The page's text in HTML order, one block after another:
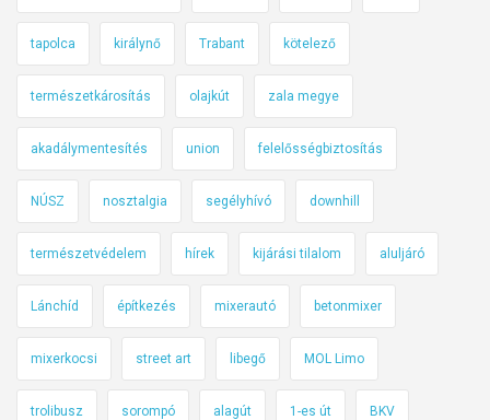
tapolca királynő Trabant kötelező
természetkárosítás olajkút zala megye
akadálymentesítés union felelősségbiztosítás
NÚSZ nosztalgia segélyhívó downhill
természetvédelem hírek kijárási tilalom aluljáró
Lánchíd építkezés mixerautó betonmixer
mixerkocsi street art libegő MOL Limo
trolibusz sorompó alagút 1-es út BKV